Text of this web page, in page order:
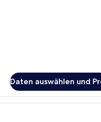
Daten auswählen und